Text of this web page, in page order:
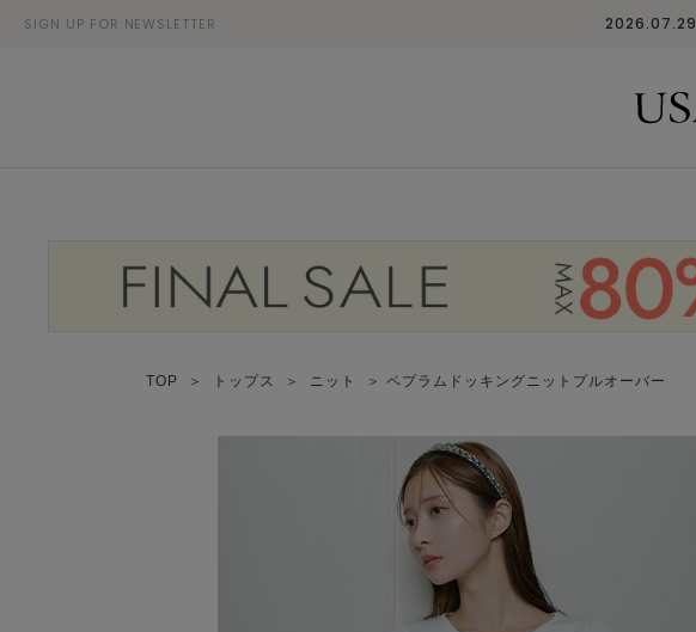
SIGN UP FOR NEWSLETTER 2026.07.29
TOP ＞ トップス ＞ ニット ＞ ペプラムドッキングニットプルオーバー